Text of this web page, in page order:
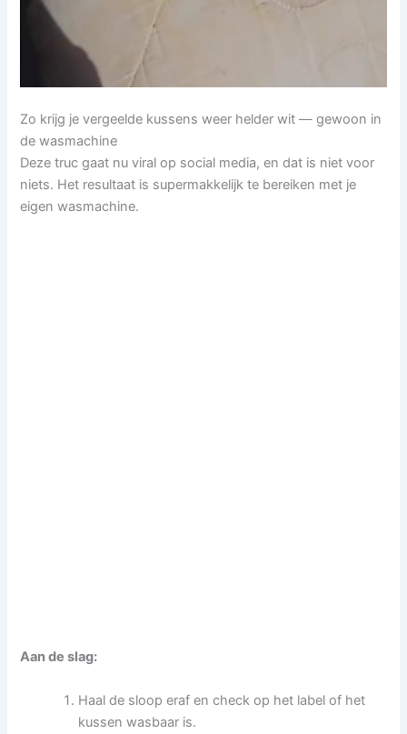
Zo krijg je vergeelde kussens weer helder wit — gewoon in
de wasmachine
Deze truc gaat nu viral op social media, en dat is niet voor
niets. Het resultaat is supermakkelijk te bereiken met je
eigen wasmachine.
Aan de slag:
Haal de sloop eraf en check op het label of het
kussen wasbaar is.